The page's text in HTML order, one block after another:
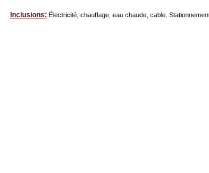
Inclusions: Électricité, chauffage, eau chaude, cable.